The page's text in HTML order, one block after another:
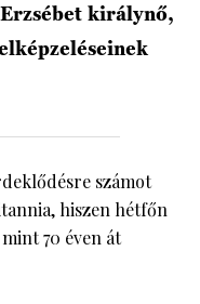
királynő,
számot
hiszen hétfőn
70 éven át